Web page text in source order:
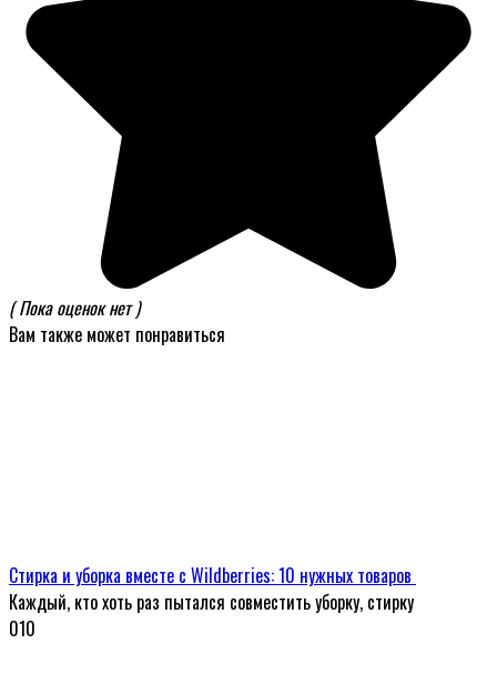
( Пока оценок нет )
Вам также может понравиться
Стирка и уборка вместе с Wildberries: 10 нужных товаров
Каждый, кто хоть раз пытался совместить уборку, стирку
010